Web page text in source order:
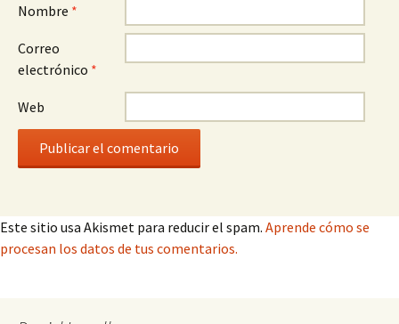
Nombre *
Correo
electrónico *
Web
Este sitio usa Akismet para reducir el spam. Aprende cómo se
procesan los datos de tus comentarios.